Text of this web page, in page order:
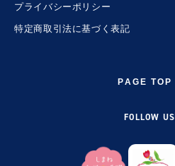
プライバシーポリシー
特定商取引法に基づく表記
FOLLOW US
PAGE TOP